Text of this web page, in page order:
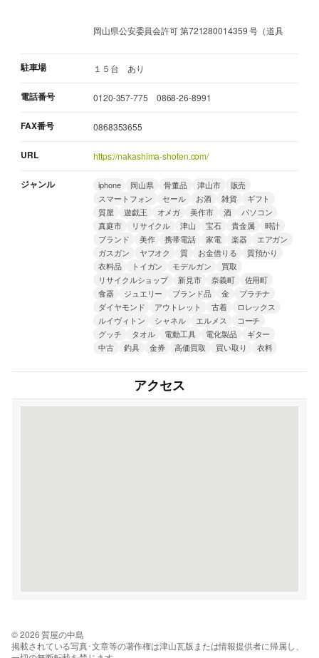
岡山県公安委員会許可 第721280014359 号（道具
駐車場 １５台 あり
電話番号 0120-357-775 0868-26-8991
FAX番号 0868353655
URL https://nakashima-shoten.com/
ジャンル iphone 岡山県 骨董品 津山市
販売
スマートフォン
セール お酒 雑貨
ギフト
質屋
遊戯王 オメガ 美作市 酒
パソコン
真庭市
リサイクル 津山 宝石 貴金属
時計
ブランド
美作 携帯電話 家電 楽器
エアガン
ガスガン
ヤフオク 質 お金借りる
質預かり
衣料品
トイガン モデルガン
買取
リサイクルショップ
新見市 奈義町
佐用町
食器
ジュエリー ブランド品 金
プラチナ
ダイヤモンド
アウトレット 古着
ロレックス
ルイヴィトン
シャネル エルメス
コーチ
グッチ
タオル 電動工具 電化製品
ギター
中古
釣具 金券 高価買取 買い取り 衣料
アクセス
© 2026 質屋の中島
掲載されている写真･文章等の著作権は津山瓦版または情報提供者に帰属し、